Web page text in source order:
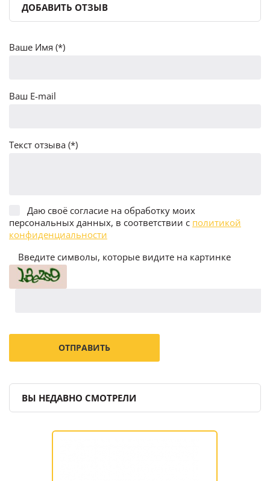
ДОБАВИТЬ ОТЗЫВ
Ваше Имя (*)
Ваш E-mail
Текст отзыва (*)
Даю своё согласие на обработку моих
персональных данных, в соответствии с политикой
конфиденциальности
Введите символы, которые видите на картинке
ВЫ НЕДАВНО СМОТРЕЛИ